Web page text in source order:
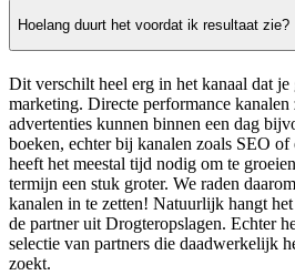
Hoelang duurt het voordat ik resultaat zie?
Dit verschilt heel erg in het kanaal dat
marketing. Directe performance
advertenties kunnen binnen een dag
boeken, echter bij kanalen zoals SEO of
heeft het meestal tijd nodig om te
termijn een stuk groter. We raden
kanalen in te zetten! Natuurlijk hangt
de partner uit Drogteropslagen. Echter
selectie van partners die daadwerkelijk
zoekt.